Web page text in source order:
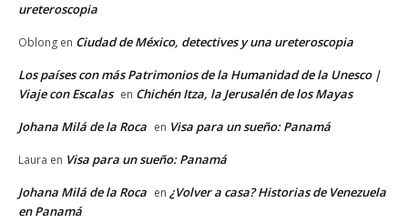
ureteroscopia
Oblong en Ciudad de México, detectives y una ureteroscopia
Los países con más Patrimonios de la Humanidad de la Unesco |
Viaje con Escalas en Chichén Itza, la Jerusalén de los Mayas
Johana Milá de la Roca en Visa para un sueño: Panamá
Laura en Visa para un sueño: Panamá
Johana Milá de la Roca en ¿Volver a casa? Historias de Venezuela
en Panamá